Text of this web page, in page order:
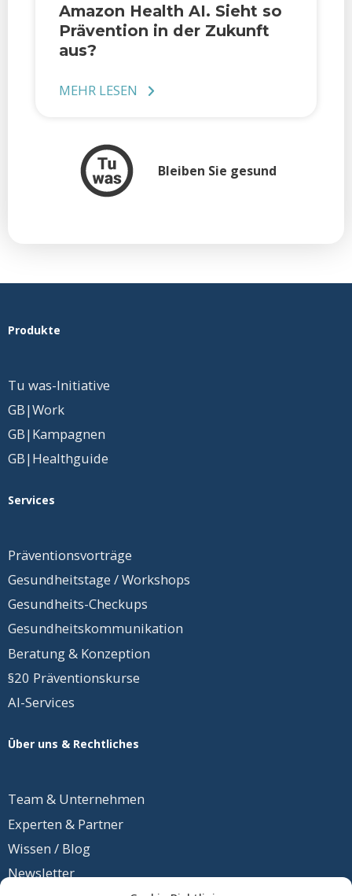
Amazon Health AI. Sieht so
Prävention in der Zukunft
aus?
MEHR LESEN
Bleiben Sie gesund
Produkte
Tu was-Initiative
GB|Work
GB|Kampagnen
GB|Healthguide
Services
Präventionsvorträge
Gesundheitstage / Workshops
Gesundheits-Checkups
Gesundheits­kommunikation
Beratung & Konzeption
§20 Präventionskurse
AI-Services
Über uns & Rechtliches
Team & Unternehmen
Experten & Partner
Wissen / Blog
Newsletter